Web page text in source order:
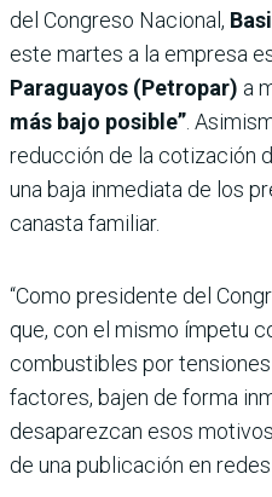
del Congreso Nacional,
este martes a la empresa
Paraguayos (Petropar) a
más bajo posible” .
reducción de la cotización
una baja inmediata de los
canasta familiar.
“Como presidente del
que, con el mismo ímpetu
combustibles por
factores, bajen de forma
desaparezcan esos
de una publicación en